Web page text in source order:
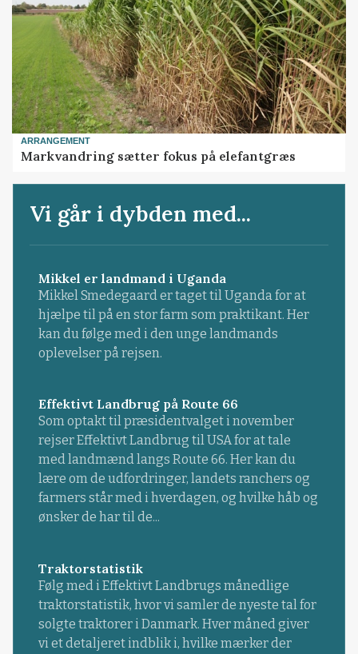
ARRANGEMENT
Markvandring sætter fokus på elefantgræs
Vi går i dybden med...
Mikkel er landmand i Uganda
Mikkel Smedegaard er taget til Uganda for at
hjælpe til på en stor farm som praktikant. Her
kan du følge med i den unge landmands
oplevelser på rejsen.
Effektivt Landbrug på Route 66
Som optakt til præsidentvalget i november
rejser Effektivt Landbrug til USA for at tale
med landmænd langs Route 66. Her kan du
lære om de udfordringer, landets ranchers og
farmers står med i hverdagen, og hvilke håb og
ønsker de har til de...
Traktorstatistik
Følg med i Effektivt Landbrugs månedlige
traktorstatistik, hvor vi samler de nyeste tal for
solgte traktorer i Danmark. Hver måned giver
vi et detaljeret indblik i, hvilke mærker der